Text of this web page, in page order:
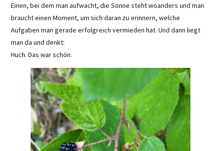
Einen, bei dem man aufwacht, die Sonne steht woanders und man
braucht einen Moment, um sich daran zu erinnern, welche
Aufgaben man gerade erfolgreich vermieden hat. Und dann liegt
man da und denkt:
Huch. Das war schön.